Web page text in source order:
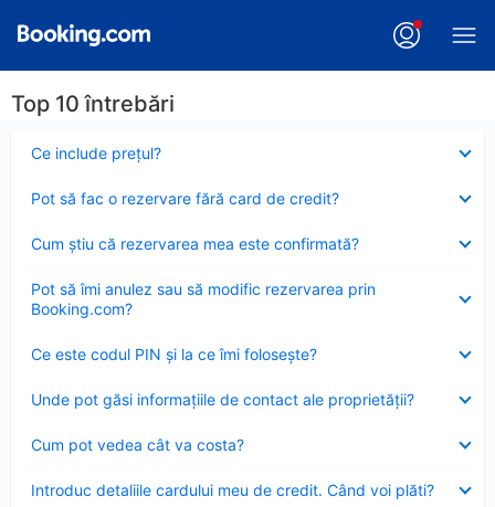
Top 10 întrebări
Ce include preţul?
închis
Pot să fac o rezervare fără card de credit?
închis
Cum ştiu că rezervarea mea este confirmată?
închis
Pot să îmi anulez sau să modific rezervarea prin
Booking.com?
închis
Ce este codul PIN şi la ce îmi foloseşte?
închis
Unde pot găsi informațiile de contact ale proprietății?
închis
Cum pot vedea cât va costa?
închis
Introduc detaliile cardului meu de credit. Când voi plăti?
închis